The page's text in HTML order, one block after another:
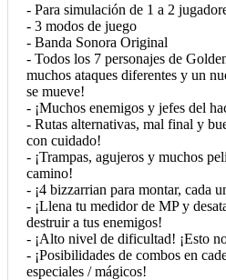
- Para simulación de 1 a 2
- 3 modos de juego
- Banda Sonora Original
- Todos los 7 personajes de
muchos ataques diferentes y un
se mueve!
- ¡Muchos enemigos y jefes del
- Rutas alternativas, mal final y
con cuidado!
- ¡Trampas, agujeros y muchos
camino!
- ¡4 bizzarrian para montar, cada
- ¡Llena tu medidor de MP y
destruir a tus enemigos!
- ¡Alto nivel de dificultad! ¡Esto
- ¡Posibilidades de combos en
especiales / mágicos!